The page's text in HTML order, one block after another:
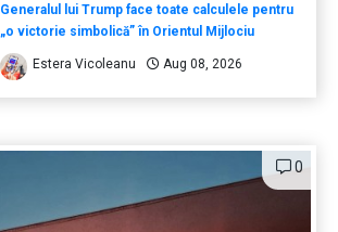
Generalul lui Trump face toate calculele pentru
„o victorie simbolică” în Orientul Mijlociu
Estera Vicoleanu Aug 08, 2026
0